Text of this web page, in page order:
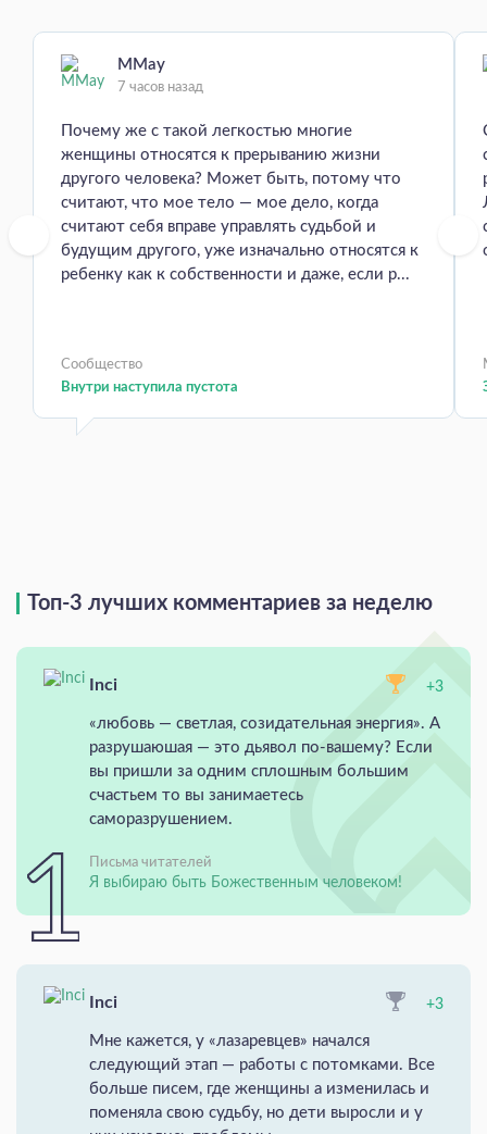
MMay
7 часов назад
Почему же с такой легкостью многие
женщины относятся к прерыванию жизни
другого человека? Может быть, потому что
считают, что мое тело — мое дело, когда
считают себя вправе управлять судьбой и
будущим другого, уже изначально относятся к
ребенку как к собственности и даже, если р...
Сообщество
Внутри наступила пустота
Топ-3 лучших комментариев за неделю
Inci +3
«любовь — светлая, созидательная энергия». А
разрушаюшая — это дьявол по-вашему? Если
вы пришли за одним сплошным большим
счастьем то вы занимаетесь
саморазрушением.
Письма читателей
Я выбираю быть Божественным человеком!
Inci +3
Мне кажется, у «лазаревцев» начался
следующий этап — работы с потомками. Все
больше писем, где женщины а изменилась и
поменяла свою судьбу, но дети выросли и у